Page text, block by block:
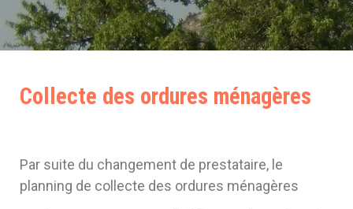
la-
Collecte des ordures ménagères
Par suite du changement de prestataire, le
planning de collecte des ordures ménagères